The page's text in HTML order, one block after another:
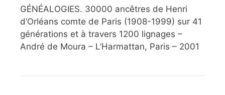
GÉNÉALOGIES. 30000 ancêtres de Henri
d’Orléans comte de Paris (1908-1999) sur 41
générations et à travers 1200 lignages –
André de Moura – L’Harmattan, Paris – 2001